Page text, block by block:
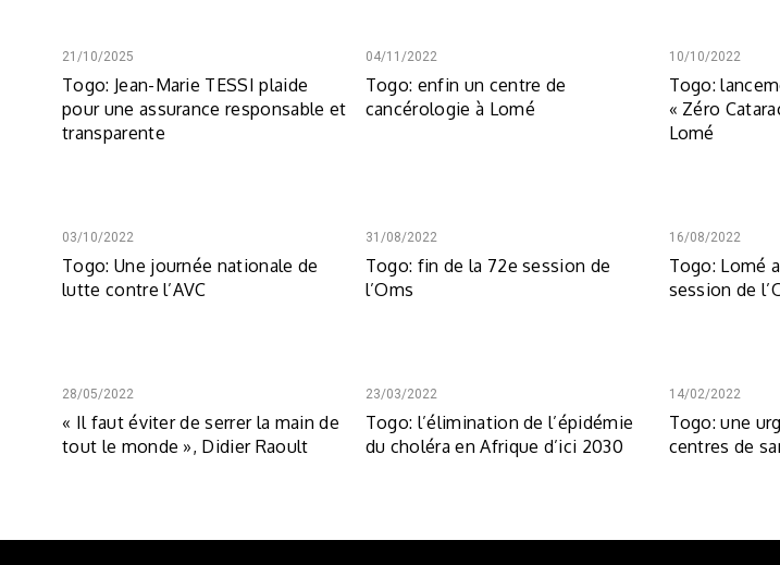
21/10/2025
Togo: Jean-Marie TESSI plaide
pour une assurance responsable et
transparente
04/11/2022
Togo: enfin un centre de
cancérologie à Lomé
10/10/2022
Togo:
« Zéro
Lomé
03/10/2022
Togo: Une journée nationale de
lutte contre l’AVC
31/08/2022
Togo: fin de la 72e session de
l’Oms
16/08/2022
Togo: Lomé
session de
28/05/2022
« Il faut éviter de serrer la main de
tout le monde », Didier Raoult
23/03/2022
Togo: l’élimination de l’épidémie
du choléra en Afrique d’ici 2030
14/02/2022
Togo: une
centres de